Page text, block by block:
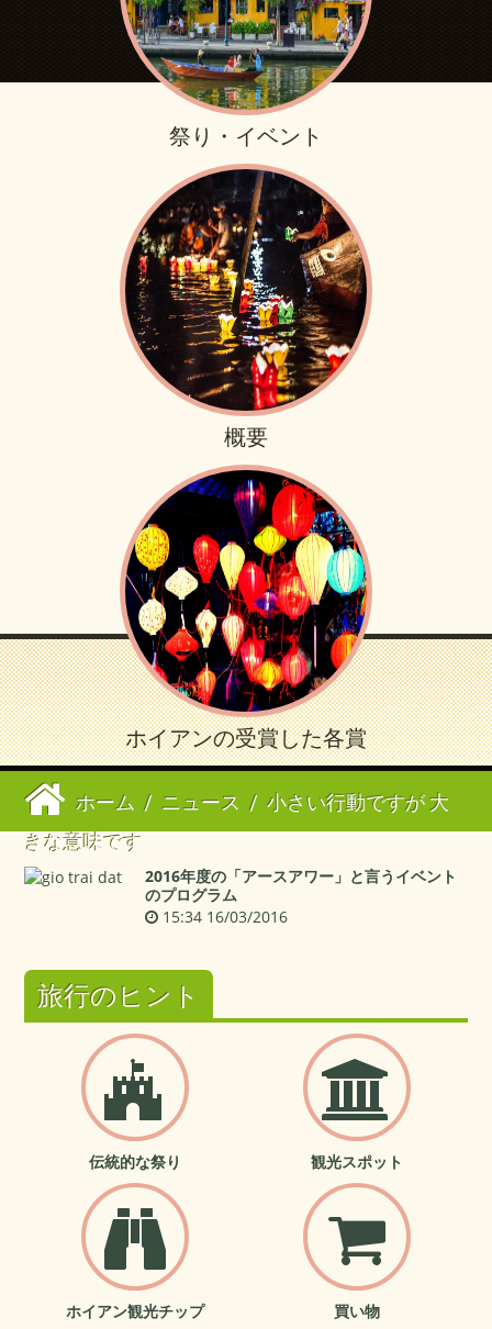
祭り・イベント
概要
ホイアンの受賞した各賞
ホーム / ニュース / 小さい行動ですが 大
きな意味です
2016年度の「アースアワー」と言うイベント
のプログラム
15:34 16/03/2016
旅行のヒント
伝統的な祭り 観光スポット
ホイアン観光チップ 買い物